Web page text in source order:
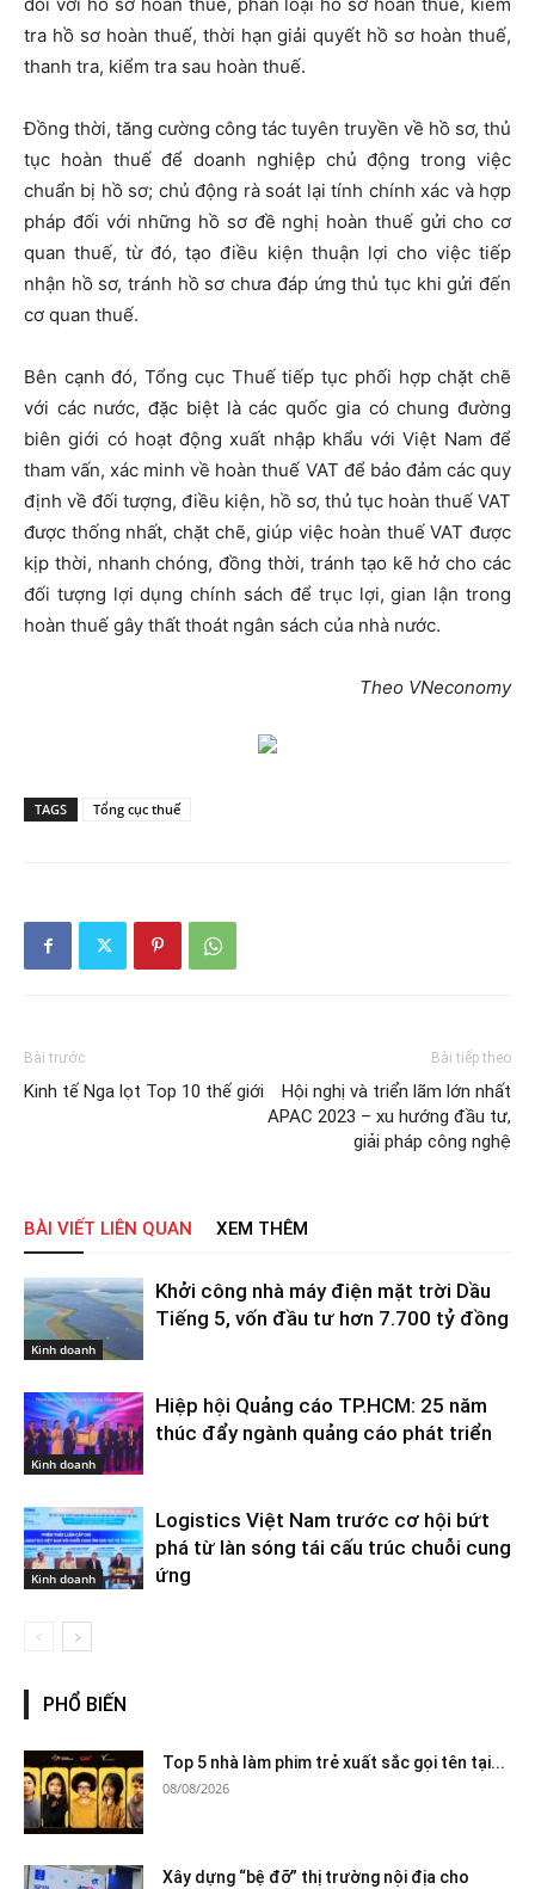
tra hồ sơ hoàn thuế, thời hạn giải quyết hồ sơ hoàn thuế,
thanh tra, kiểm tra sau hoàn thuế.
Đồng thời, tăng cường công tác tuyên truyền về hồ sơ, thủ
tục hoàn thuế để doanh nghiệp chủ động trong việc
chuẩn bị hồ sơ; chủ động rà soát lại tính chính xác và hợp
pháp đối với những hồ sơ đề nghị hoàn thuế gửi cho cơ
quan thuế, từ đó, tạo điều kiện thuận lợi cho việc tiếp
nhận hồ sơ, tránh hồ sơ chưa đáp ứng thủ tục khi gửi đến
cơ quan thuế.
Bên cạnh đó, Tổng cục Thuế tiếp tục phối hợp chặt chẽ
với các nước, đặc biệt là các quốc gia có chung đường
biên giới có hoạt động xuất nhập khẩu với Việt Nam để
tham vấn, xác minh về hoàn thuế VAT để bảo đảm các quy
định về đối tượng, điều kiện, hồ sơ, thủ tục hoàn thuế VAT
được thống nhất, chặt chẽ, giúp việc hoàn thuế VAT được
kịp thời, nhanh chóng, đồng thời, tránh tạo kẽ hở cho các
đối tượng lợi dụng chính sách để trục lợi, gian lận trong
hoàn thuế gây thất thoát ngân sách của nhà nước.
Theo VNeconomy
TAGS Tổng cục thuế
Bài trước
Kinh tế Nga lọt Top 10 thế giới
Bài tiếp theo
Hội nghị và triển lãm lớn nhất
APAC 2023 – xu hướng đầu tư,
giải pháp công nghệ
BÀI VIẾT LIÊN QUAN XEM THÊM
Kinh doanh
Khởi công nhà máy điện mặt trời Dầu
Tiếng 5, vốn đầu tư hơn 7.700 tỷ đồng
Kinh doanh
Hiệp hội Quảng cáo TP.HCM: 25 năm
thúc đẩy ngành quảng cáo phát triển
Kinh doanh
Logistics Việt Nam trước cơ hội bứt
phá từ làn sóng tái cấu trúc chuỗi cung
ứng
PHỔ BIẾN
Top 5 nhà làm phim trẻ xuất sắc gọi tên tại...
08/08/2026
Xây dựng “bệ đỡ” thị trường nội địa cho